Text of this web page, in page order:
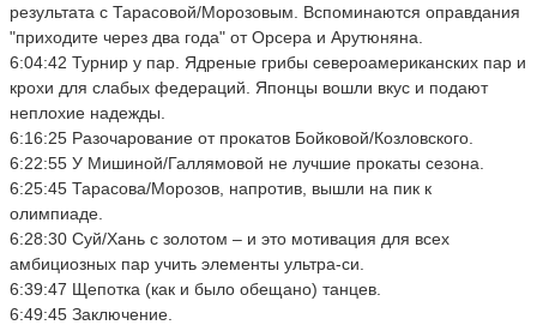
результата с Тарасовой/Морозовым. Вспоминаются оправдания
"приходите через два года" от Орсера и Арутюняна.
6:04:42 Турнир у пар. Ядреные грибы североамериканских пар и
крохи для слабых федераций. Японцы вошли вкус и подают
неплохие надежды.
6:16:25 Разочарование от прокатов Бойковой/Козловского.
6:22:55 У Мишиной/Галлямовой не лучшие прокаты сезона.
6:25:45 Тарасова/Морозов, напротив, вышли на пик к
олимпиаде.
6:28:30 Суй/Хань с золотом – и это мотивация для всех
амбициозных пар учить элементы ультра-си.
6:39:47 Щепотка (как и было обещано) танцев.
6:49:45 Заключение.